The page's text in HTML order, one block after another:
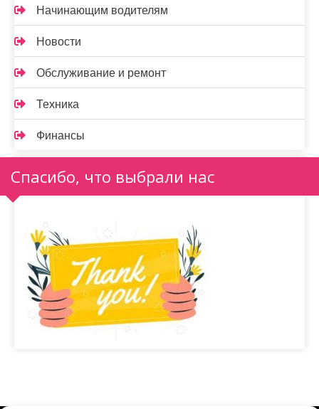
Начинающим водителям
Новости
Обслуживание и ремонт
Техника
Финансы
Спасибо, что выбрали нас